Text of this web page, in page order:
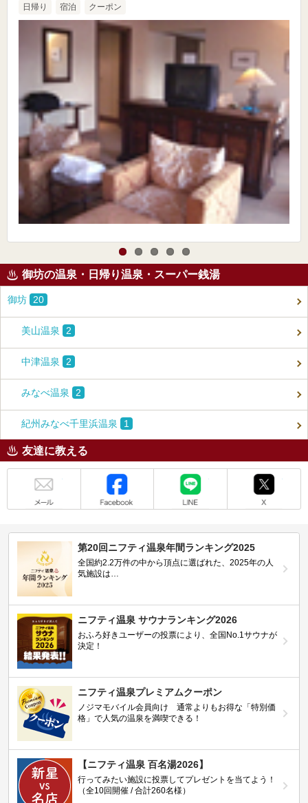
日帰り 宿泊 クーポン
御坊の温泉・日帰り温泉・スーパー銭湯
御坊 20
美山温泉 2
中津温泉 2
みなべ温泉 2
紀州みなべ千里浜温泉 1
友達に教える
第20回ニフティ温泉年間ランキング2025
全国約2.2万件の中から頂点に選ばれた、2025年の人
気施設は…
ニフティ温泉 サウナランキング2026
おふろ好きユーザーの投票により、全国No.1サウナが
決定！
ニフティ温泉プレミアムクーポン
ノジマモバイル会員向け 通常よりもお得な「特別価
格」で人気の温泉を満喫できる！
【ニフティ温泉 百名湯2026】
行ってみたい施設に投票してプレゼントを当てよう！
（全10回開催 / 合計260名様）